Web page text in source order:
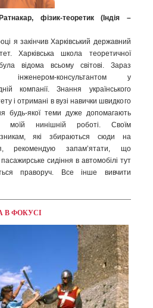
фізик-теоретик (Індія –
я закінчив Харківський державний
Харківська школа теоретичної
відома всьому світові. Зараз
інженером-консультантом у
компанії. Знання українського
і отримані в вузі навички швидкого
будь-якої теми дуже допомагають
нинішній роботі. Своїм
які збираються сюди на
рекомендую запам’ятати, що
сидіння в автомобілі тут
праворуч. Все інше вивчити
В ФОКУСІ